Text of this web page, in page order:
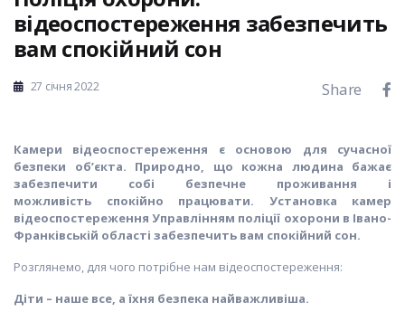
відеоспостереження забезпечить
вам спокійний сон
27 січня 2022 Share
Камери відеоспостереження є основою для сучасної
безпеки об’єкта. Природно, що кожна людина бажає
забезпечити собі безпечне проживання і
можливість спокійно працювати. Установка камер
відеоспостереження Управлінням поліції охорони в Івано-
Франківській області забезпечить вам спокійний сон.
Розглянемо, для чого потрібне нам відеоспостереження:
Діти – наше все, а їхня безпека найважливіша.